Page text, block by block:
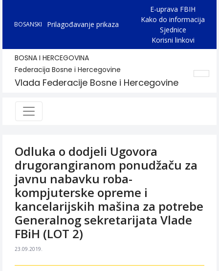
BOSANSKI Prilagođavanje prikaza
E-uprava FBIH
Kako do informacija
Sjednice
Korisni linkovi
BOSNA I HERCEGOVINA
Federacija Bosne i Hercegovine
Vlada Federacije Bosne i Hercegovine
Odluka o dodjeli Ugovora
drugorangiranom ponudžaču za
javnu nabavku roba-
kompjuterske opreme i
kancelarijskih mašina za potrebe
Generalnog sekretarijata Vlade
FBiH (LOT 2)
23.09.2019.